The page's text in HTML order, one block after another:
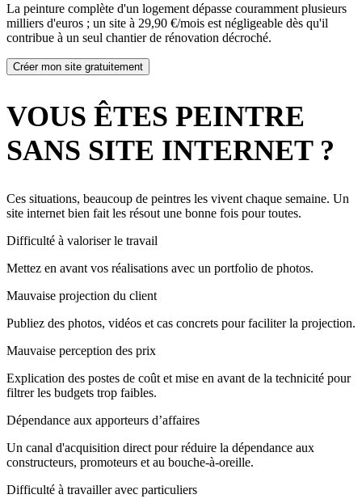
La peinture complète d'un logement dépasse couramment plusieurs
milliers d'euros ; un site à 29,90 €/mois est négligeable dès qu'il
contribue à un seul chantier de rénovation décroché.
Créer mon site gratuitement
VOUS ÊTES PEINTRE
SANS SITE INTERNET ?
Ces situations, beaucoup de peintres les vivent chaque semaine. Un
site internet bien fait les résout une bonne fois pour toutes.
Difficulté à valoriser le travail
Mettez en avant vos réalisations avec un portfolio de photos.
Mauvaise projection du client
Publiez des photos, vidéos et cas concrets pour faciliter la projection.
Mauvaise perception des prix
Explication des postes de coût et mise en avant de la technicité pour
filtrer les budgets trop faibles.
Dépendance aux apporteurs d’affaires
Un canal d'acquisition direct pour réduire la dépendance aux
constructeurs, promoteurs et au bouche-à-oreille.
Difficulté à travailler avec particuliers